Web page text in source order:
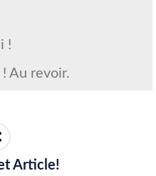
!
Au revoir.
Article!